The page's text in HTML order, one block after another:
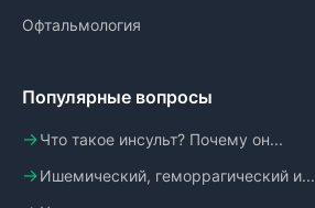
Офтальмология
Популярные вопросы
Что такое инсульт? Почему он...
Ишемический, геморрагический и...